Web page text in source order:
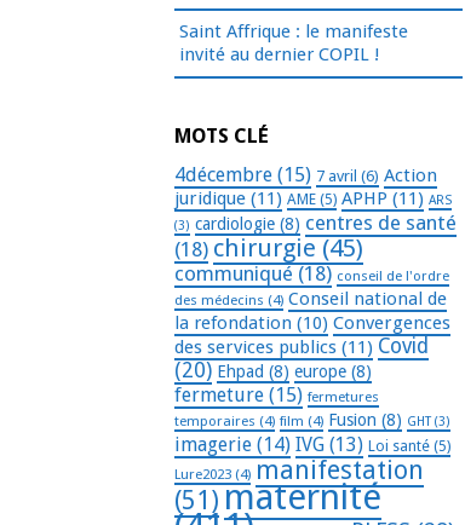
Saint Affrique : le manifeste
invité au dernier COPIL !
MOTS CLÉ
4décembre (15) 7 avril (6) Action
juridique (11) AME (5) APHP (11) ARS
(3) cardiologie (8) centres de santé
(18) chirurgie (45)
communiqué (18) conseil de l'ordre
des médecins (4) Conseil national de
la refondation (10) Convergences
des services publics (11) Covid
(20) Ehpad (8) europe (8)
fermeture (15) fermetures
temporaires (4) film (4) Fusion (8) GHT(3)
imagerie (14) IVG (13) Loi santé (5)
Lure2023 (4) manifestation
(51) maternité